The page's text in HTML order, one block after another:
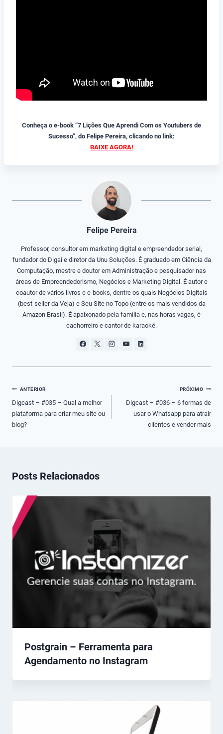
Conheça o e-book “7 Lições Que Aprendi Com os Youtubers de
Sucesso”, do Felipe Pereira, clicando no link:
BAIXE AGORA!
Felipe Pereira
Professor, consultor em marketing digital e empreendedor serial,
fundador do Digaí e diretor da Unu Soluções. É graduado em Ciência da
Computação, mestre e doutor em Administração e pesquisador nas
áreas de Empreendedorismo, Negócios e Marketing Digital. É autor e
coautor de vários livros e e-books, dentre os quais Negócios Digitais
(best-seller da Veja) e Seu Site no Topo (entre os mais vendidos da
Amazon Brasil). É apaixonado pela família e, nas horas vagas, é
cachorreiro e cantor de karaokê.
Navegação
de
Post
ANTERIOR
Digcast – #035 – Qual a melhor
plataforma para criar meu site ou
blog?
PRÓXIMO
Digcast – #036 – 6 formas de
usar o Whatsapp para atrair
clientes e vender mais
Posts Relacionados
Postgrain – Ferramenta para
Agendamento no Instagram